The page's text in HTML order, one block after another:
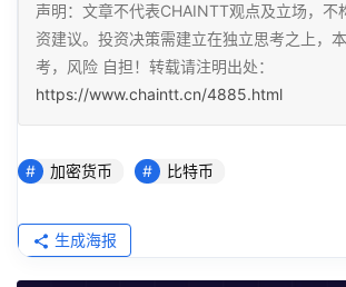
声明：文章不代表CHAINTT观点及立场，不
资建议。投资决策需建立在独立思考之上，
考，风险 自担！转载请注明出处：
https://www.chaintt.cn/4885.html
加密货币 比特币
生成海报